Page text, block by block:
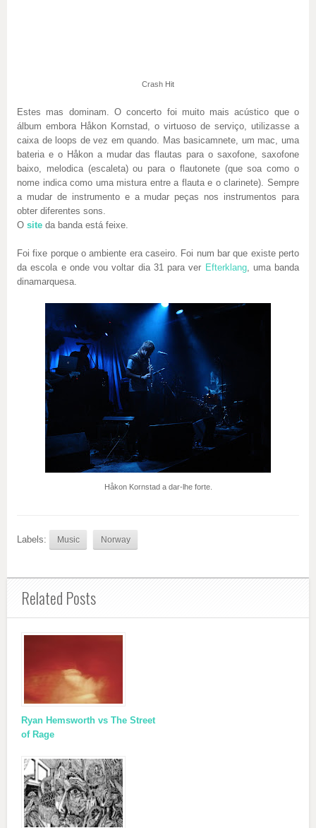
Crash Hit
Estes mas dominam. O concerto foi muito mais acústico que o
álbum embora Håkon Kornstad, o virtuoso de serviço, utilizasse a
caixa de loops de vez em quando. Mas basicamnete, um mac, uma
bateria e o Håkon a mudar das flautas para o saxofone, saxofone
baixo, melodica (escaleta) ou para o flautonete (que soa como o
nome indica como uma mistura entre a flauta e o clarinete). Sempre
a mudar de instrumento e a mudar peças nos instrumentos para
obter diferentes sons.
O site da banda está feixe.
Foi fixe porque o ambiente era caseiro. Foi num bar que existe perto
da escola e onde vou voltar dia 31 para ver Efterklang, uma banda
dinamarquesa.
Håkon Kornstad a dar-lhe forte.
Labels: Music Norway
Related Posts
Ryan Hemsworth vs The Street
of Rage